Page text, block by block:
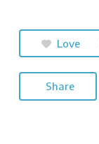
Love
Share